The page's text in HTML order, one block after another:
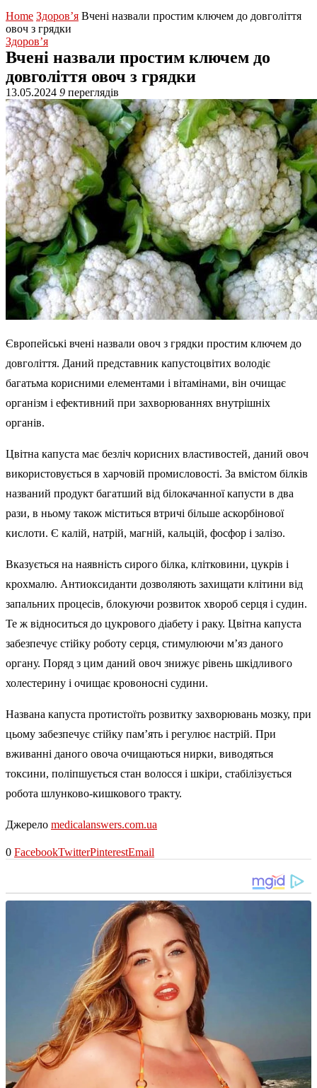
Home Здоров’я Вчені назвали простим ключем до довголіття
овоч з грядки
Здоров’я
Вчені назвали простим ключем до
довголіття овоч з грядки
13.05.2024 9 переглядів
Європейські вчені назвали овоч з грядки простим ключем до
довголіття. Даний представник капустоцвітих володіє
багатьма корисними елементами і вітамінами, він очищає
організм і ефективний при захворюваннях внутрішніх
органів.
Цвітна капуста має безліч корисних властивостей, даний овоч
використовується в харчовій промисловості. За вмістом білків
названий продукт багатший від білокачанної капусти в два
рази, в ньому також міститься втричі більше аскорбінової
кислоти. Є калій, натрій, магній, кальцій, фосфор і залізо.
Вказується на наявність сирого білка, клітковини, цукрів і
крохмалю. Антиоксиданти дозволяють захищати клітини від
запальних процесів, блокуючи розвиток хвороб серця і судин.
Те ж відноситься до цукрового діабету і раку. Цвітна капуста
забезпечує стійку роботу серця, стимулюючи м’яз даного
органу. Поряд з цим даний овоч знижує рівень шкідливого
холестерину і очищає кровоносні судини.
Названа капуста протистоїть розвитку захворювань мозку, при
цьому забезпечує стійку пам’ять і регулює настрій. При
вживанні даного овоча очищаються нирки, виводяться
токсини, поліпшується стан волосся і шкіри, стабілізується
робота шлунково-кишкового тракту.
Джерело medicalanswers.com.ua
0 FacebookTwitterPinterestEmail